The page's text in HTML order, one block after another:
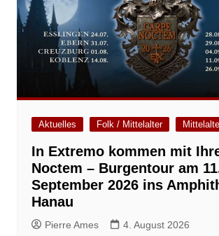
Aktuelles Folk / Mittelalter
In Extremo kommen mit
Noctem – Burgentour am
September 2026 ins
Hanau
Pierre Ames 4. August 2026